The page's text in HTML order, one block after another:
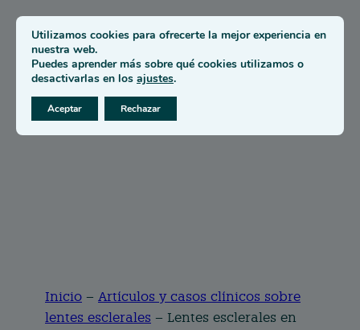
Inicio – Artículos y casos clínicos sobre
lentes esclerales – Lentes esclerales en
Utilizamos cookies para ofrecerte la mejor experiencia en
nuestra web.
Puedes aprender más sobre qué cookies utilizamos o
desactivarlas en los ajustes.
Aceptar Rechazar